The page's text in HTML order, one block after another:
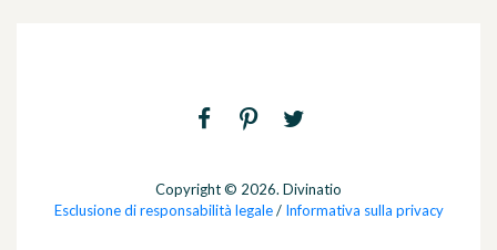
Copyright © 2026. Divinatio
Esclusione di responsabilità legale/ Informativa sulla privacy